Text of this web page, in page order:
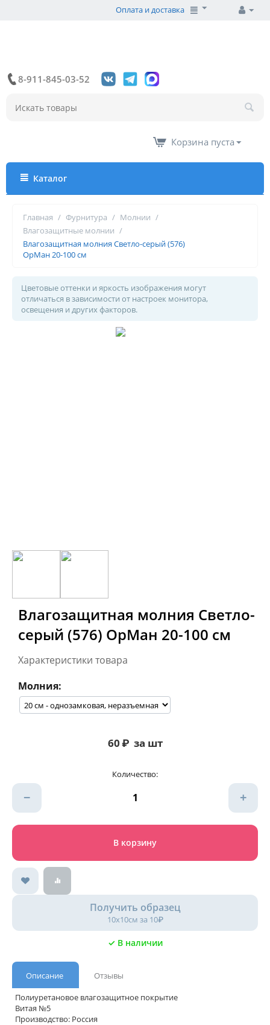
Оплата и доставка
8-911-845-03-52
Корзина пуста
Каталог
Главная / Фурнитура / Молнии /
Влагозащитные молнии /
Влагозащитная молния Светло-серый (576)
ОрМан 20-100 см
Цветовые оттенки и яркость изображения могут
отличаться в зависимости от настроек монитора,
освещения и других факторов.
Влагозащитная молния Светло-
серый (576) ОрМан 20-100 см
Характеристики товара
Молния:
60₽ за шт
Количество:
+
−
В корзину
Получить образец
10х10см за 10₽
✓ В наличии
Описание
Отзывы
Полиуретановое влагозащитное покрытие
Витая №5
Производство: Россия